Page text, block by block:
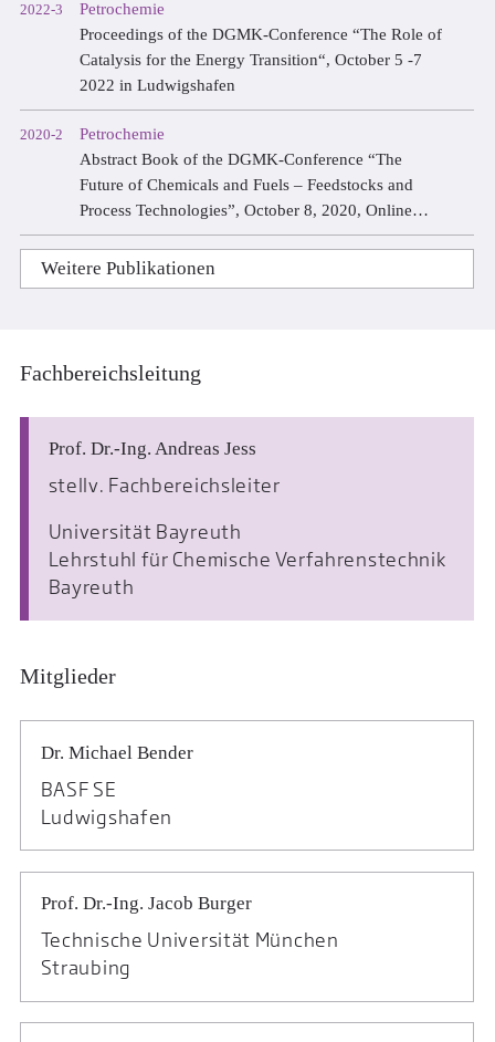
2022-3
Petrochemie
Proceedings of the DGMK-Conference “The Role of
Catalysis for the Energy Transition“, October 5 -7
2022 in Ludwigshafen
2020-2
Petrochemie
Abstract Book of the DGMK-Conference “The
Future of Chemicals and Fuels – Feedstocks and
Process Technologies”, October 8, 2020, Online
Conference
Weitere Publikationen
Fachbereichsleitung
Prof. Dr.-Ing. Andreas Jess
stellv. Fachbereichsleiter
Universität Bayreuth
Lehrstuhl für Chemische Verfahrenstechnik
Bayreuth
Mitglieder
Dr. Michael Bender
BASF SE
Ludwigshafen
Prof. Dr.-Ing. Jacob Burger
Technische Universität München
Straubing